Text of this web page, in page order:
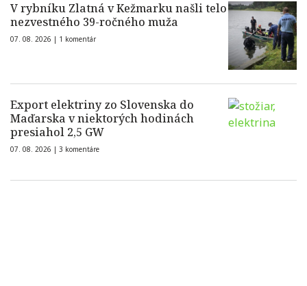
V rybníku Zlatná v Kežmarku našli telo
nezvestného 39-ročného muža
07. 08. 2026 | 1 komentár
Export elektriny zo Slovenska do
Maďarska v niektorých hodinách
presiahol 2,5 GW
07. 08. 2026 | 3 komentáre